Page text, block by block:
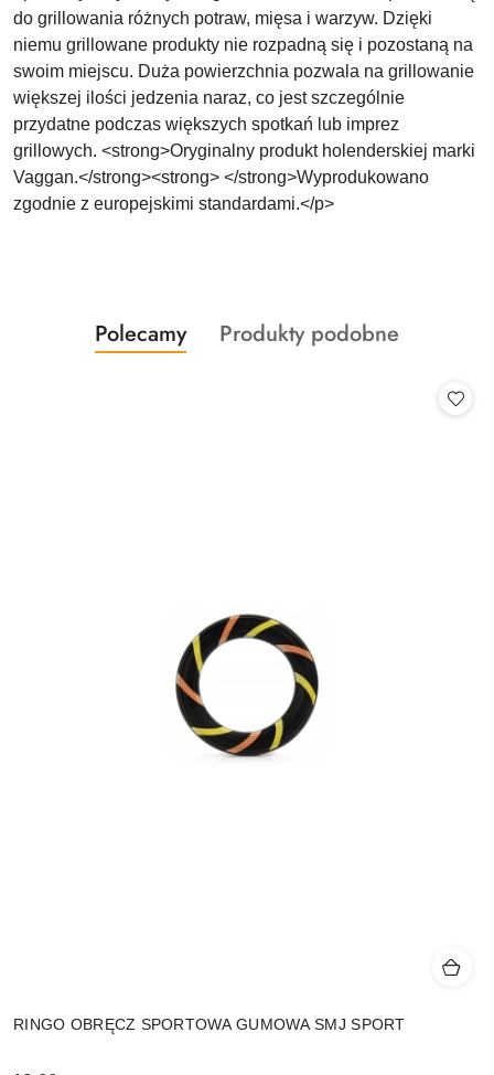
do grillowania różnych potraw, mięsa i warzyw. Dzięki
niemu grillowane produkty nie rozpadną się i pozostaną na
swoim miejscu. Duża powierzchnia pozwala na grillowanie
większej ilości jedzenia naraz, co jest szczególnie
przydatne podczas większych spotkań lub imprez
grillowych. <strong>Oryginalny produkt holenderskiej marki
Vaggan.</strong><strong> </strong>Wyprodukowano
zgodnie z europejskimi standardami.</p>
Pomiń karuzelę produktów
Produkty
o
Polecamy
Produkty
Produkty podobne
RINGO OBRĘCZ SPORTOWA GUMOWA SMJ SPORT